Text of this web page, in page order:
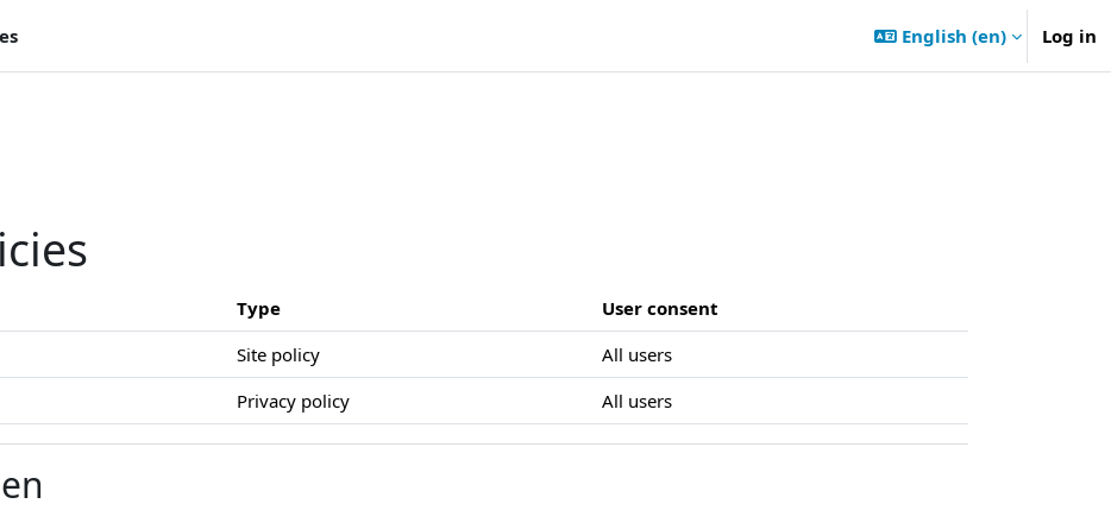
English ‎(en)‎ Log in
Type
User consent
Site policy
All users
Privacy policy All users